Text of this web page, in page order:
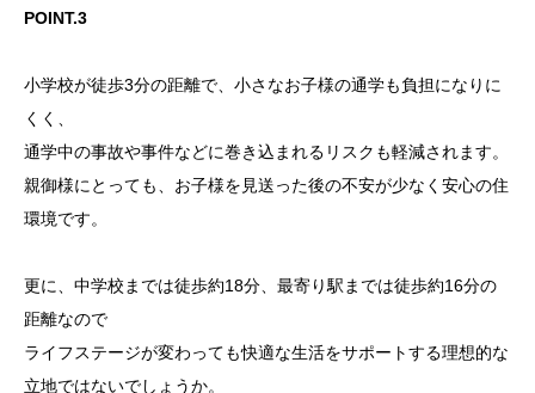
POINT.3
小学校が徒歩3分の距離で、小さなお子様の通学も負担になりに
くく、
通学中の事故や事件などに巻き込まれるリスクも軽減されます。
親御様にとっても、お子様を見送った後の不安が少なく安心の住
環境です。
更に、中学校までは徒歩約18分、最寄り駅までは徒歩約16分の
距離なので
ライフステージが変わっても快適な生活をサポートする理想的な
立地ではないでしょうか。